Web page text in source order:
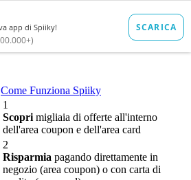
Come Funziona Spiiky
1
Scopri migliaia di offerte all'interno
dell'area coupon e dell'area card
2
Risparmia pagando direttamente in
negozio (area coupon) o con carta di